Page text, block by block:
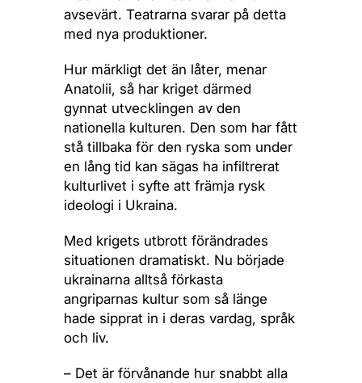
avsevärt. Teatrarna svarar på detta
med nya produktioner.
Hur märkligt det än låter, menar
Anatolii, så har kriget därmed
gynnat utvecklingen av den
nationella kulturen. Den som har fått
stå tillbaka för den ryska som under
en lång tid kan sägas ha infiltrerat
kulturlivet i syfte att främja rysk
ideologi i Ukraina.
Med krigets utbrott förändrades
situationen dramatiskt. Nu började
ukrainarna alltså förkasta
angriparnas kultur som så länge
hade sipprat in i deras vardag, språk
och liv.
– Det är förvånande hur snabbt alla